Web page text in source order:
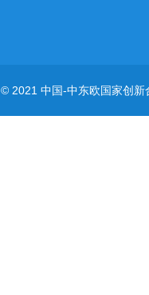
© 2021 中国-中东欧国家创